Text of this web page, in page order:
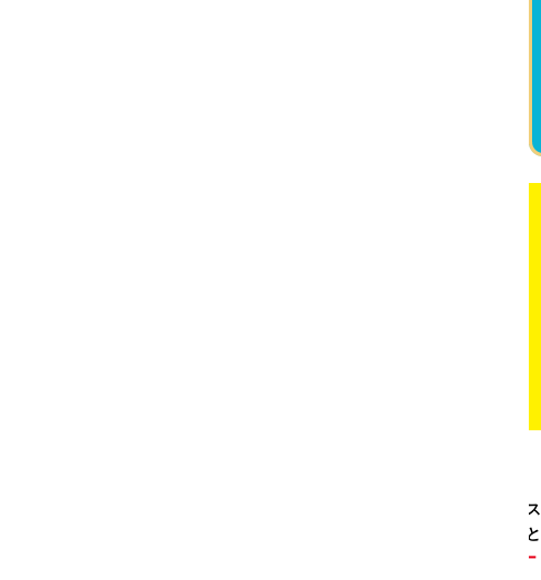
。ガソリンス
タンドや整備工場の既存インフラを活用すること
リー